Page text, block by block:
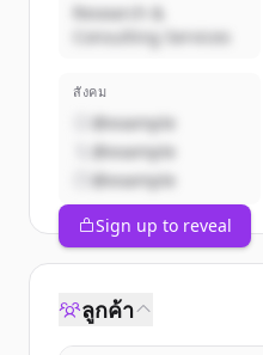
Research &
Consulting Services
สังคม
@example
@example
@example
Sign up to reveal
ลูกค้า